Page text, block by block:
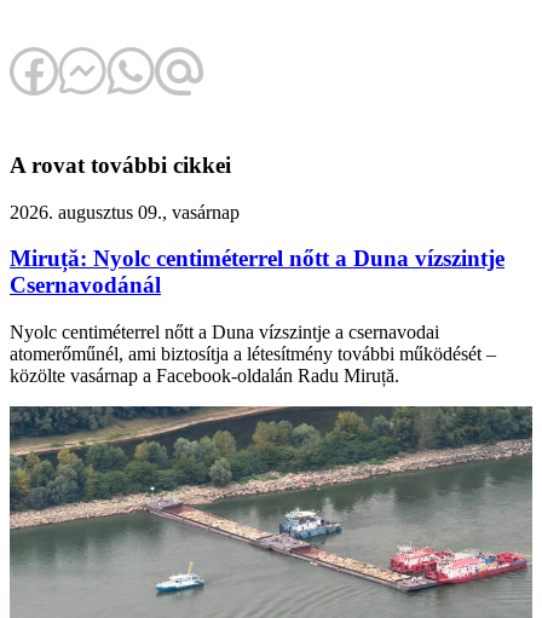
A rovat további cikkei
2026. augusztus 09., vasárnap
Miruță: Nyolc centiméterrel nőtt a Duna vízszintje
Csernavodánál
Nyolc centiméterrel nőtt a Duna vízszintje a csernavodai
atomerőműnél, ami biztosítja a létesítmény további működését –
közölte vasárnap a Facebook-oldalán Radu Miruță.